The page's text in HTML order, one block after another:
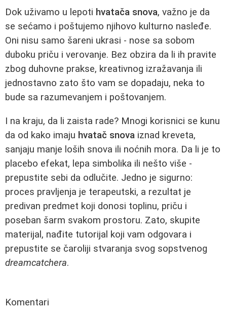
Dok uživamo u lepoti hvatača snova, važno je da
se sećamo i poštujemo njihovo kulturno nasleđe.
Oni nisu samo šareni ukrasi - nose sa sobom
duboku priču i verovanje. Bez obzira da li ih pravite
zbog duhovne prakse, kreativnog izražavanja ili
jednostavno zato što vam se dopadaju, neka to
bude sa razumevanjem i poštovanjem.
I na kraju, da li zaista rade? Mnogi korisnici se kunu
da od kako imaju hvatač snova iznad kreveta,
sanjaju manje loših snova ili noćnih mora. Da li je to
placebo efekat, lepa simbolika ili nešto više -
prepustite sebi da odlučite. Jedno je sigurno:
proces pravljenja je terapeutski, a rezultat je
predivan predmet koji donosi toplinu, priču i
poseban šarm svakom prostoru. Zato, skupite
materijal, nađite tutorijal koji vam odgovara i
prepustite se čaroliji stvaranja svog sopstvenog
dreamcatchera.
Komentari